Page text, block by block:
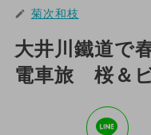
菊次和枝
大井川鐵道で
電車旅 桜＆